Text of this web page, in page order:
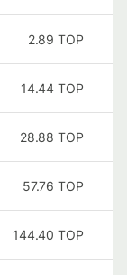
2.89 TOP
14.44 TOP
28.88 TOP
57.76 TOP
144.40 TOP